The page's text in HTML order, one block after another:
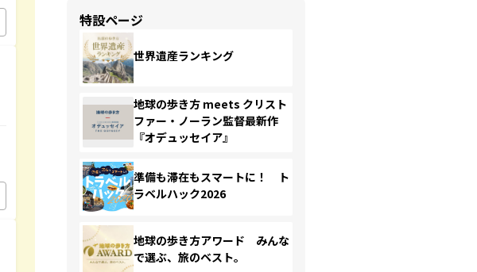
特設ページ
世界遺産ランキング
地球の歩き方 meets クリスト
ファー・ノーラン監督最新作
『オデュッセイア』
準備も滞在もスマートに！ ト
ラベルハック2026
地球の歩き方アワード みんな
で選ぶ、旅のベスト。